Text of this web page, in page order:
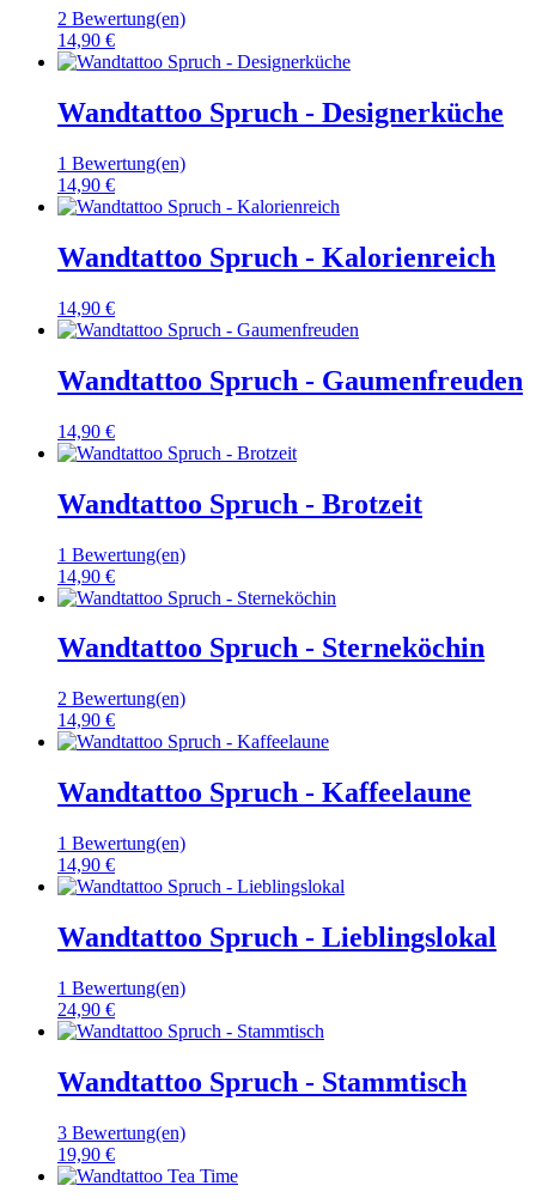
2 Bewertung(en)
14,90 €
Wandtattoo Spruch - Designerküche
1 Bewertung(en)
14,90 €
Wandtattoo Spruch - Kalorienreich
14,90 €
Wandtattoo Spruch - Gaumenfreuden
14,90 €
Wandtattoo Spruch - Brotzeit
1 Bewertung(en)
14,90 €
Wandtattoo Spruch - Sterneköchin
2 Bewertung(en)
14,90 €
Wandtattoo Spruch - Kaffeelaune
1 Bewertung(en)
14,90 €
Wandtattoo Spruch - Lieblingslokal
1 Bewertung(en)
24,90 €
Wandtattoo Spruch - Stammtisch
3 Bewertung(en)
19,90 €